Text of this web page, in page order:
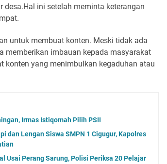
desa.Hal ini setelah meminta keterangan
untuk membuat konten. Meski tidak ada
memberikan imbauan kepada masyarakat
konten yang menimbulkan kegaduhan atau
Irmas Istiqomah Pilih PSII
dan Lengan Siswa SMPN 1 Cigugur, Kapolres
Usai Perang Sarung, Polisi Periksa 20 Pelajar